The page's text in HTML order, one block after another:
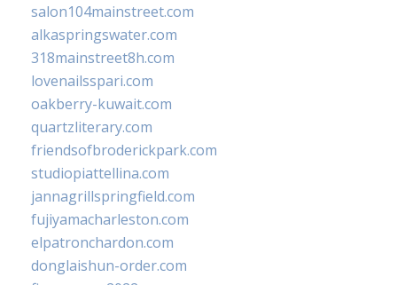
salon104mainstreet.com
alkaspringswater.com
318mainstreet8h.com
lovenailsspari.com
oakberry-kuwait.com
quartzliterary.com
friendsofbroderickpark.com
studiopiattellina.com
jannagrillspringfield.com
fujiyamacharleston.com
elpatronchardon.com
donglaishun-order.com